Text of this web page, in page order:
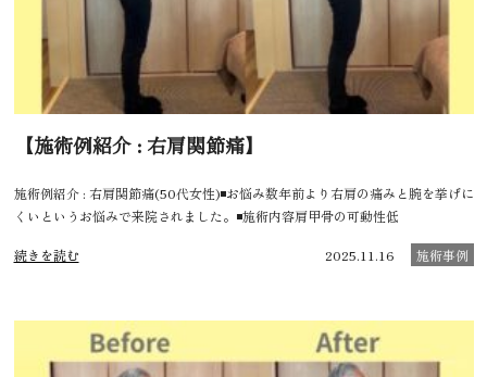
【施術例紹介 : 右肩関節痛】
施術例紹介 : 右肩関節痛(50代女性)◾️お悩み数年前より右肩の痛みと腕を挙げに
くいというお悩みで来院されました。◾️施術内容肩甲骨の可動性低
続きを読む 2025.11.16 施術事例